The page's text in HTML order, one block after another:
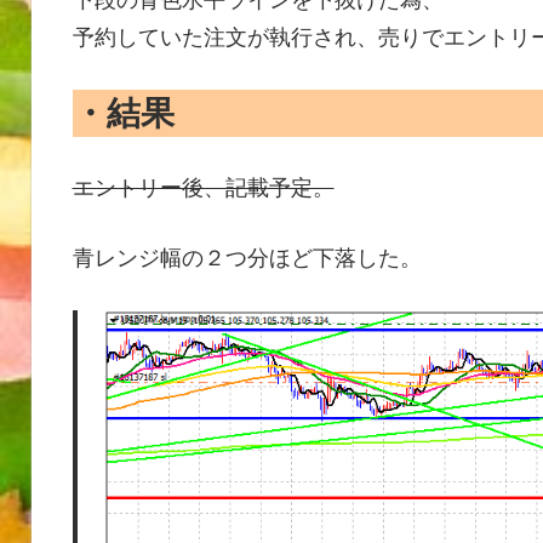
予約していた注文が執行され、売りでエントリ
・結果
エントリー後、記載予定。
青レンジ幅の２つ分ほど下落した。